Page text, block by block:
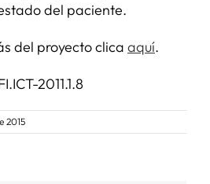
del paciente.
del proyecto clica aquí.
2011.1.8
2015